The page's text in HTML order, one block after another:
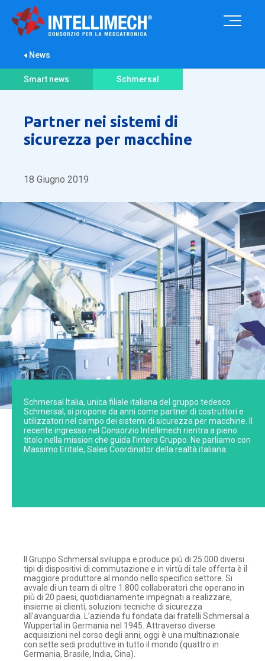
News
Smart news Schmersal
Partner nei sistemi di
sicurezza per macchine
18 Giugno 2019
Schmersal Italia, unica filiale italiana del gruppo tedesco
Schmersal, si propone da anni come partner di costruttori e
utilizzatori nel campo dei sistemi di sicurezza per macchine. Il
recente ingresso nel Consorzio Intellimech rientra a pieno
titolo nella mission che guida l’intero Gruppo. Ne parliamo con
Massimo Eritale, Sales Coordinator della realtà italiana.
Il Gruppo Schmersal sviluppa e produce più di 25.000 diversi
tipi di dispositivi di commutazione e in virtù di tale offerta è il
maggiore produttore al mondo nello specifico settore. Si
avvale di un team di oltre 1.800 collaboratori che operano in
più di 20 paesi, quotidianamente impegnati a realizzare,
insieme ai clienti, soluzioni tecniche di sicurezza
all’avanguardia. L’azienda fu fondata dai fratelli Schmersal a
Wuppertal in Germania nel 1945. Attraverso diverse
acquisizioni nel corso degli anni, oggi è una multinazionale
con sette sedi produttive in tutto il mondo (quattro in
Germania, Brasile, India, Cina).